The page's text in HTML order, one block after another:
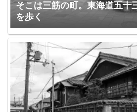
そこは三筋の町。東海道五十
を歩く